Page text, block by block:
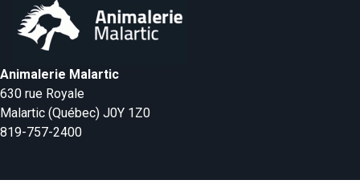
Animalerie Malartic
630 rue Royale
Malartic (Québec) J0Y 1Z0
819-757-2400